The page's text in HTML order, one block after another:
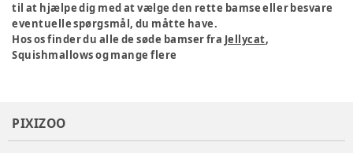
til at hjælpe dig med at vælge den rette bamse eller besvare
eventuelle spørgsmål, du måtte have.
Hos os finder du alle de søde bamser fra Jellycat,
Squishmallows og mange flere
PIXIZOO